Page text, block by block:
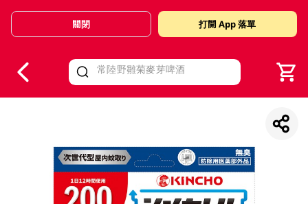
Valid Until 30 June 2026
關閉 打開 App 落單